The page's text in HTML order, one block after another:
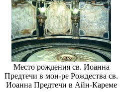
Место рождения св. Иоанна
Предтечи в мон-ре Рождества св.
Иоанна Предтечи в Айн-Кареме